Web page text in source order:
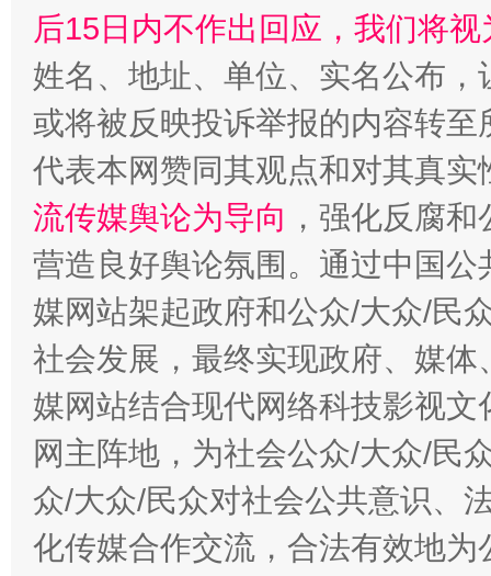
东山县通报“牛蛙产品抗生素超标问题”
千年窑火 生生不息 一
后15日内不作出回应，我们将
姓名、地址、单位、实名公布
或将被反映投诉举报的内容转
代表本网赞同其观点和对其真实
流传媒舆论为导向 ，强化反腐
营造良好舆论氛围。通过中国
媒网站架起政府和公众/大众/民
社会发展，最终实现政府、媒
媒网站结合现代网络科技影视
网主阵地，为社会公众/大众/民
众/大众/民众对社会公共意识、
化传媒合作交流，合法有效地